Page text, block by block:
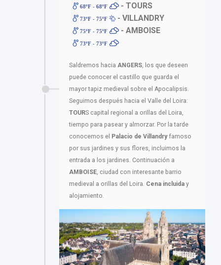
68ºF - 68ºF - TOURS
73ºF - 75ºF - VILLANDRY
75ºF - 75ºF - AMBOISE
73ºF - 73ºF
Saldremos hacia ANGERS , los que deseen
puede conocer el castillo que guarda el
mayor tapiz medieval sobre el Apocalipsis.
Seguimos después hacia el Valle del Loira:
TOURS capital regional a orillas del Loira,
tiempo para pasear y almorzar. Por la tarde
conocemos el Palacio de Villandryfamoso
por sus jardines y sus flores, incluimos la
entrada a los jardines. Continuación a
AMBOISE , ciudad con interesante barrio
medieval a orillas del Loira. Cena incluida y
alojamiento.